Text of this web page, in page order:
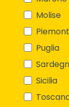
Molise
Puglia
Sicilia